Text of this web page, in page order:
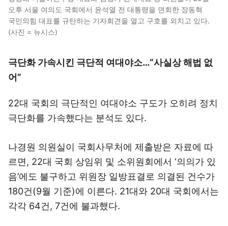
오후 서울 여의도 국회에서 윤석열 전 대통령을 면회한 장동혁
국민의힘 대표를 규탄하는 기자회견을 열고 구호를 외치고 있다.
(사진 = 뉴시스)
극단화 가속시킨 극단적 여대야소…“사실상 해법 없
어”
22대 국회의 극단적인 여대야소 구도가 오히려 정치
극단화를 가속했다는 분석도 있다.
나경원 의원실이 국회사무처에 제출받은 자료에 따
르면, 22대 국회 상임위 및 소위원회에서 ‘의의가 있
음’에도 불구하고 위원장 일방표결로 의결된 건수가
180건(9월 기준)에 이른다. 21대와 20대 국회에서는
각각 64건, 7건에 불과했다.